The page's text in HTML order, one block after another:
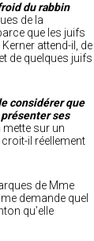
du rabbin
de la
que les juifs
attend-il, de
de quelques juifs
considérer que
ses
mette sur un
il réellement
de Mme
demande quel
qu’elle